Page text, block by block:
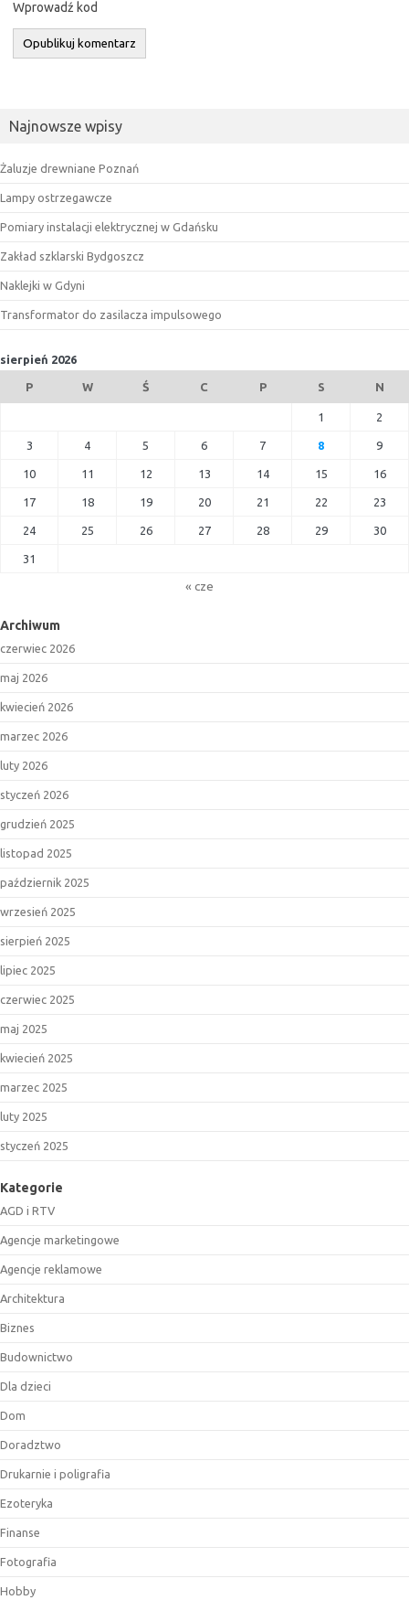
Wprowadź kod
Najnowsze wpisy
Żaluzje drewniane Poznań
Lampy ostrzegawcze
Pomiary instalacji elektrycznej w Gdańsku
Zakład szklarski Bydgoszcz
Naklejki w Gdyni
Transformator do zasilacza impulsowego
sierpień 2026
P W Ś C P S N
1 2
3 4 5 6 7 8 9
10 11 12 13 14 15 16
17 18 19 20 21 22 23
24 25 26 27 28 29 30
31
« cze
Archiwum
czerwiec 2026
maj 2026
kwiecień 2026
marzec 2026
luty 2026
styczeń 2026
grudzień 2025
listopad 2025
październik 2025
wrzesień 2025
sierpień 2025
lipiec 2025
czerwiec 2025
maj 2025
kwiecień 2025
marzec 2025
luty 2025
styczeń 2025
Kategorie
AGD i RTV
Agencje marketingowe
Agencje reklamowe
Architektura
Biznes
Budownictwo
Dla dzieci
Dom
Doradztwo
Drukarnie i poligrafia
Ezoteryka
Finanse
Fotografia
Hobby